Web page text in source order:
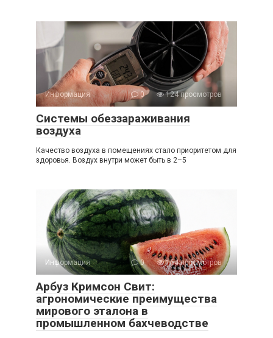
Информация 0 124 просмотров
Системы обеззараживания
воздуха
Качество воздуха в помещениях стало приоритетом для
здоровья. Воздух внутри может быть в 2–5
Информация 0 164 просмотров
Арбуз Кримсон Свит:
агрономические преимущества
мирового эталона в
промышленном бахчеводстве